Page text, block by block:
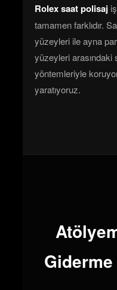
Rolex saat polisaj
tamamen farklıdır.
yüzeyleri ile ayna
yüzeyleri arasındaki
yöntemleriyle
yaratıyoruz.
Giderme